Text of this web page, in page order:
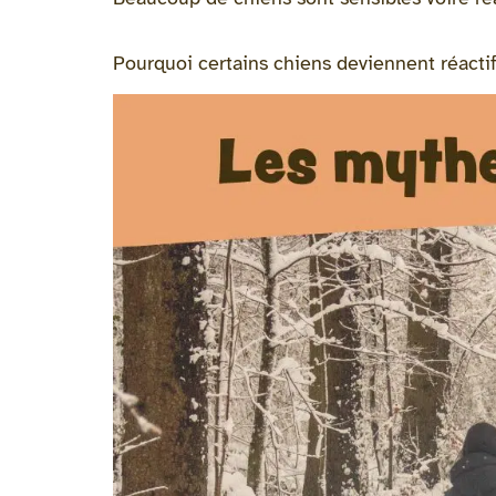
Pourquoi certains chiens deviennent